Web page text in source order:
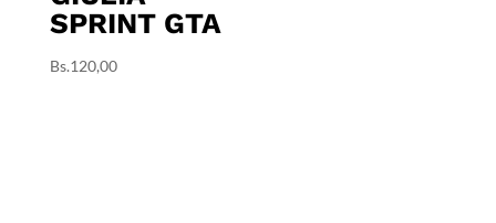
SPRINT GTA
Bs.120,00